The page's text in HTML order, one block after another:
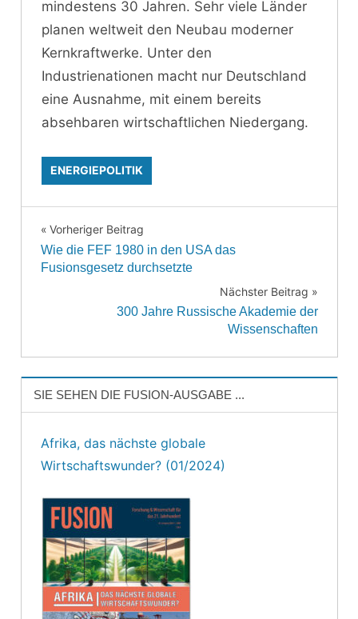
mindestens 30 Jahren. Sehr viele Länder
planen weltweit den Neubau moderner
Kernkraftwerke. Unter den
Industrienationen macht nur Deutschland
eine Ausnahme, mit einem bereits
absehbaren wirtschaftlichen Niedergang.
ENERGIEPOLITIK
Beitragsnavigation
Vorheriger Beitrag
Wie die FEF 1980 in den USA das
Fusionsgesetz durchsetzte
Nächster Beitrag
300 Jahre Russische Akademie der
Wissenschaften
SIE SEHEN DIE FUSION-AUSGABE ...
Afrika, das nächste globale
Wirtschaftswunder? (01/2024)